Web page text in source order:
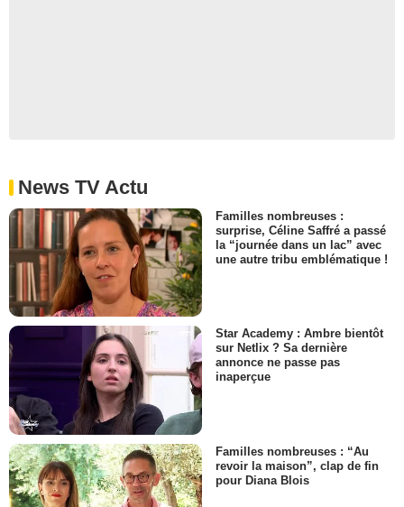
News TV Actu
Familles nombreuses :
surprise, Céline Saffré a passé
la “journée dans un lac” avec
une autre tribu emblématique !
Star Academy : Ambre bientôt
sur Netlix ? Sa dernière
annonce ne passe pas
inaperçue
Familles nombreuses : “Au
revoir la maison”, clap de fin
pour Diana Blois